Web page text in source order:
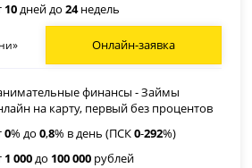
10дней до24недель
Онлайн-заявка
финансы - Займы
на карту, первый без процентов
0% до0,8% в день (ПСК0-292%)
1 000до 100 000 рублей